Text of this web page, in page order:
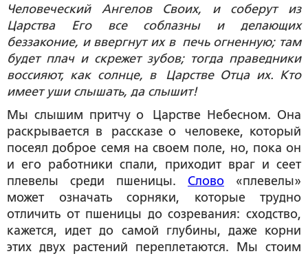
Человеческий Ангелов Своих, и соберут из
Царства Его все соблазны и делающих
беззаконие, и ввергнут их в печь огненную; там
будет плач и скрежет зубов; тогда праведники
воссияют, как солнце, в Царстве Отца их. Кто
имеет уши слышать, да слышит!
Мы слышим притчу о Царстве Небесном. Она
раскрывается в рассказе о человеке, который
посеял доброе семя на своем поле, но, пока он
и его работники спали, приходит враг и сеет
плевелы среди пшеницы. Слово «плевелы»
может означать сорняки, которые трудно
отличить от пшеницы до созревания: сходство,
кажется, идет до самой глубины, даже корни
этих двух растений переплетаются. Мы стоим